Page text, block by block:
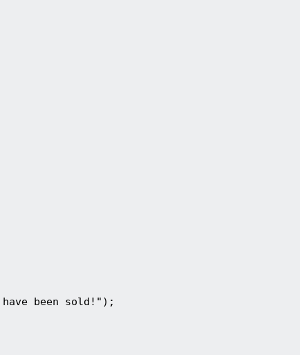
been sold!");